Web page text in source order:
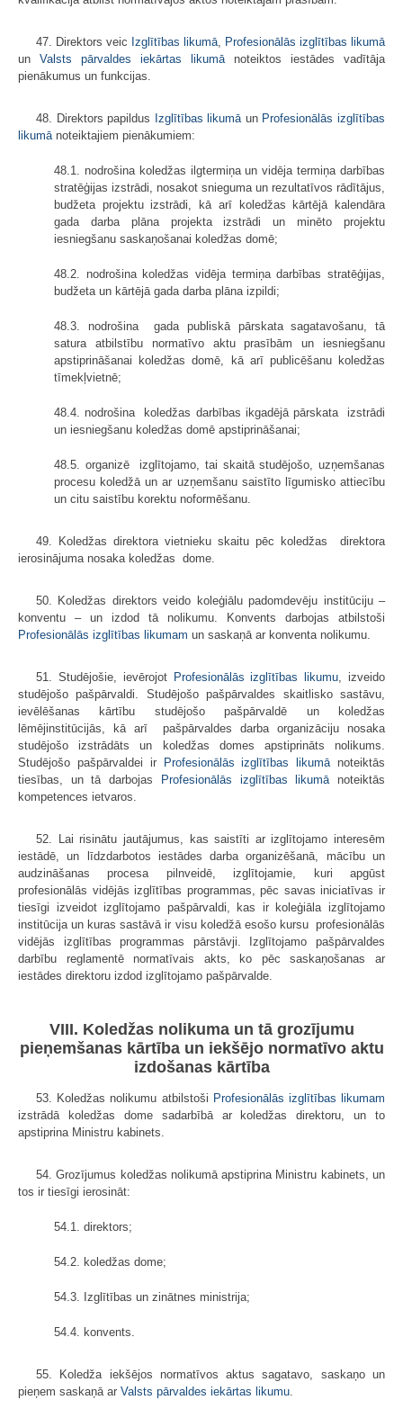
47. Direktors veic Izglītības likumā Profesionālās izglītības likumā
un Valsts pārvaldes iekārtas likumā noteiktos iestādes vadītāja
pienākumus un funkcijas.
48. Direktors papildus Izglītības likumā un Profesionālās izglītības
likumā noteiktajiem pienākumiem:
48.1. nodrošina koledžas ilgtermiņa un vidēja termiņa darbības
stratēģijas izstrādi, nosakot snieguma un rezultatīvos rādītājus,
budžeta projektu izstrādi, kā arī koledžas kārtējā kalendāra
gada darba plāna projekta izstrādi un minēto projektu
iesniegšanu saskaņošanai koledžas domē;
48.2. nodrošina koledžas vidēja termiņa darbības stratēģijas,
budžeta un kārtējā gada darba plāna izpildi;
48.3. nodrošina gada publiskā pārskata sagatavošanu, tā
satura atbilstību normatīvo aktu prasībām un iesniegšanu
apstiprināšanai koledžas domē, kā arī publicēšanu koledžas
tīmekļvietnē;
48.4. nodrošina koledžas darbības ikgadējā pārskata izstrādi
un iesniegšanu koledžas domē apstiprināšanai;
48.5. organizē izglītojamo, tai skaitā studējošo, uzņemšanas
procesu koledžā un ar uzņemšanu saistīto līgumisko attiecību
un citu saistību korektu noformēšanu.
49. Koledžas direktora vietnieku skaitu pēc koledžas direktora
ierosinājuma nosaka koledžas dome.
50. Koledžas direktors veido koleģiālu padomdevēju institūciju –
konventu – un izdod tā nolikumu. Konvents darbojas atbilstoši
Profesionālās izglītības likumam un saskaņā ar konventa nolikumu.
51. Studējošie, ievērojot Profesionālās izglītības likumu , izveido
studējošo pašpārvaldi. Studējošo pašpārvaldes skaitlisko sastāvu,
ievēlēšanas kārtību studējošo pašpārvaldē un koledžas
lēmējinstitūcijās, kā arī pašpārvaldes darba organizāciju nosaka
studējošo izstrādāts un koledžas domes apstiprināts nolikums.
Studējošo pašpārvaldei ir Profesionālās izglītības likumā noteiktās
tiesības, un tā darbojas Profesionālās izglītības likumā noteiktās
kompetences ietvaros.
52. Lai risinātu jautājumus, kas saistīti ar izglītojamo interesēm
iestādē, un līdzdarbotos iestādes darba organizēšanā, mācību un
audzināšanas procesa pilnveidē, izglītojamie, kuri apgūst
profesionālās vidējās izglītības programmas, pēc savas iniciatīvas ir
tiesīgi izveidot izglītojamo pašpārvaldi, kas ir koleģiāla izglītojamo
institūcija un kuras sastāvā ir visu koledžā esošo kursu profesionālās
vidējās izglītības programmas pārstāvji. Izglītojamo pašpārvaldes
darbību reglamentē normatīvais akts, ko pēc saskaņošanas ar
iestādes direktoru izdod izglītojamo pašpārvalde.
VIII. Koledžas nolikuma un tā grozījumu
pieņemšanas kārtība un iekšējo normatīvo aktu
izdošanas kārtība
53. Koledžas nolikumu atbilstoši Profesionālās izglītības likumam
izstrādā koledžas dome sadarbībā ar koledžas direktoru, un to
apstiprina Ministru kabinets.
54. Grozījumus koledžas nolikumā apstiprina Ministru kabinets, un
tos ir tiesīgi ierosināt:
54.1. direktors;
54.2. koledžas dome;
54.3. Izglītības un zinātnes ministrija;
54.4. konvents.
55. Koledža iekšējos normatīvos aktus sagatavo, saskaņo un
pieņem saskaņā ar Valsts pārvaldes iekārtas likumu.